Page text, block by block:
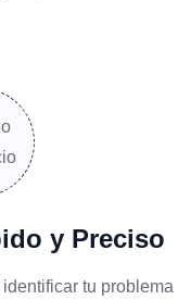
y Preciso
tu problema